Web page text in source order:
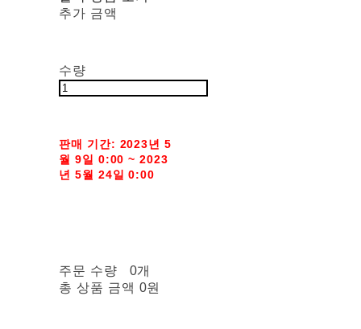
추가 금액
수량
판매 기간: 2023년 5
월 9일 0:00 ~ 2023
년 5월 24일 0:00
주문 수량
0개
총 상품 금액 0원